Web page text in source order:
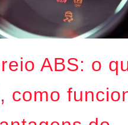
ABS: o
como